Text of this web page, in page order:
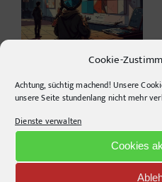
Cookie-
Achtung, süchtig machend! Unsere
unsere Seite stundenlang nicht mehr
Dienste verwalten
Cookies
– Chancen, Risiken,
Bias
Design Study: Eine offene Idee